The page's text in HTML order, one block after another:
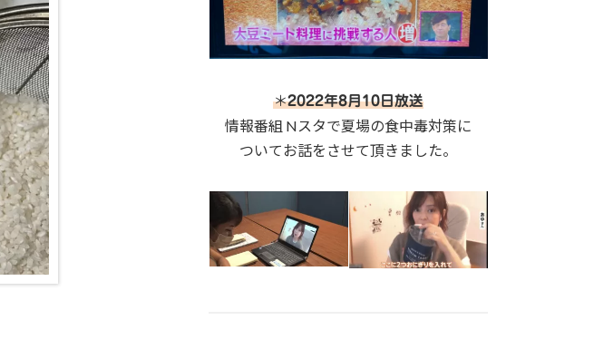
＊2022年8月10日放送
情報番組 Nスタで夏場の食中毒対策に
ついてお話をさせて頂きました。